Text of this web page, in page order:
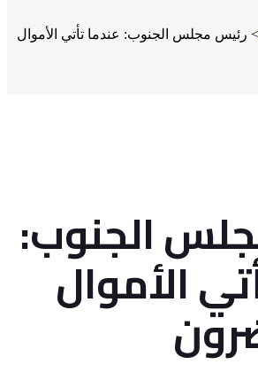
> رئيس مجلس الجنوب: عندما تأتي الأموال
الجنوب:
الأموال